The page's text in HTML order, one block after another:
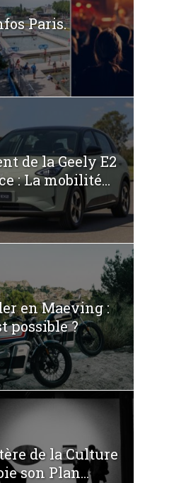
Paris.
de la Geely E2
: La mobilité...
en Maeving :
possible ?
de la Culture
son Plan...